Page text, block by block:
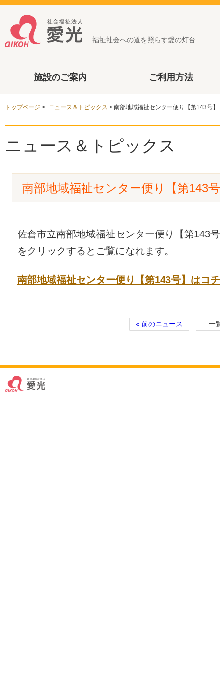
福祉社会への道を照らす愛の灯台
施設のご案内 ご利用方法
トップページ > ニュース＆トピックス > 南部地域福祉センター便り【第143号
ニュース＆トピックス
南部地域福祉センター便り【第143
佐倉市立南部地域福祉センター便り【第143
をクリックするとご覧になれます。
南部地域福祉センター便り【第143号】はコ
« 前のニュース 一